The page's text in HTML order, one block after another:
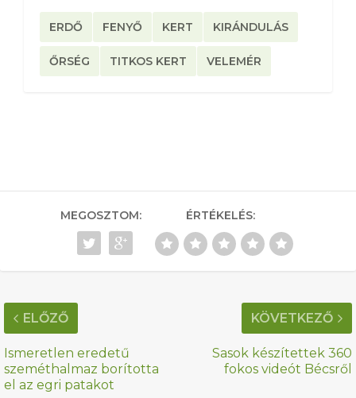
ERDŐ FENYŐ KERT KIRÁNDULÁS
ŐRSÉG TITKOS KERT VELEMÉR
MEGOSZTOM: ÉRTÉKELÉS:
ELŐZŐ
Ismeretlen eredetű
szeméthalmaz borította
el az egri patakot
KÖVETKEZŐ
Sasok készítettek 360
fokos videót Bécsről